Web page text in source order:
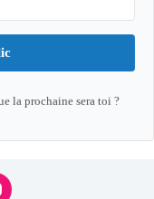
la prochaine sera toi ?